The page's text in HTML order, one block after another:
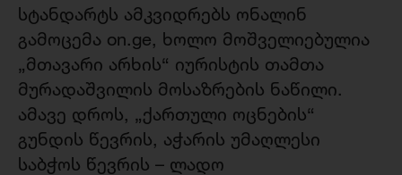
სტანდარტს ამკვიდრებს ონალინ
გამოცემა on.ge, ხოლო მოშველიებულია
„მთავარი არხის“ იურისტის თამთა
მურადაშვილის მოსაზრების ნაწილი.
ამავე დროს, „ქართული ოცნების“
გუნდის წევრის, აჭარის უმაღლესი
საბჭოს წევრის – ლადო